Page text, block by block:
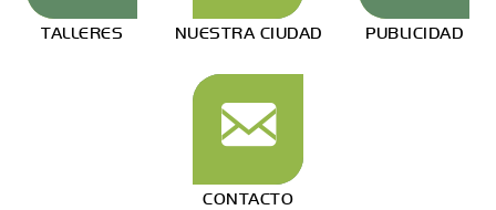
TALLERES NUESTRA CIUDAD PUBLICIDAD
CONTACTO